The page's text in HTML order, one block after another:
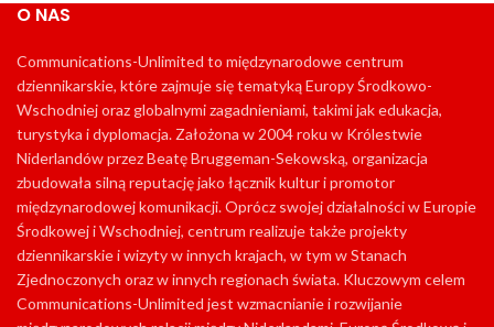
O NAS
Communications-Unlimited to międzynarodowe centrum
dziennikarskie, które zajmuje się tematyką Europy Środkowo-
Wschodniej oraz globalnymi zagadnieniami, takimi jak edukacja,
turystyka i dyplomacja. Założona w 2004 roku w Królestwie
Niderlandów przez Beatę Bruggeman-Sekowską, organizacja
zbudowała silną reputację jako łącznik kultur i promotor
międzynarodowej komunikacji. Oprócz swojej działalności w Europie
Środkowej i Wschodniej, centrum realizuje także projekty
dziennikarskie i wizyty w innych krajach, w tym w Stanach
Zjednoczonych oraz w innych regionach świata. Kluczowym celem
Communications-Unlimited jest wzmacnianie i rozwijanie